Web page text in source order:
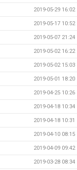
2019-05-29 16:02
2019-05-17 10:52
2019-05-07 21:24
2019-05-02 16:22
2019-05-02 15:03
2019-05-01 18:20
2019-04-25 10:26
2019-04-18 10:34
2019-04-18 10:31
2019-04-10 08:15
2019-04-09 09:42
2019-03-28 08:34